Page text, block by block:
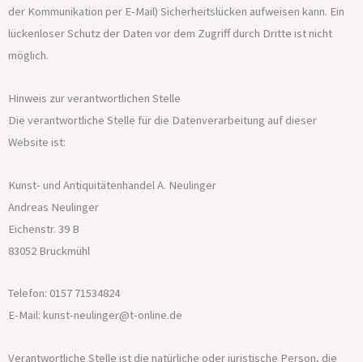
der Kommunikation per E-Mail) Sicherheitslücken aufweisen kann. Ein
lückenloser Schutz der Daten vor dem Zugriff durch Dritte ist nicht
möglich.
Hinweis zur verantwortlichen Stelle
Die verantwortliche Stelle für die Datenverarbeitung auf dieser
Website ist:
Kunst- und Antiquitätenhandel A. Neulinger
Andreas Neulinger
Eichenstr. 39 B
83052 Bruckmühl
Telefon: 0157 71534824
E-Mail: kunst-neulinger@t-online.de
Verantwortliche Stelle ist die natürliche oder juristische Person, die